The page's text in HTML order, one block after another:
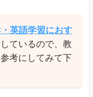
英語学習におす
ているので、教
考にしてみて下